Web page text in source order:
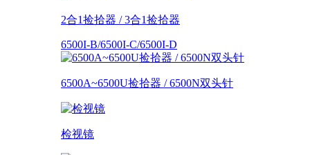
2合1捡拾器 / 3合1捡拾器
6500I-B/6500I-C/6500I-D
6500A~6500U捡拾器 / 6500N双头针
检视镜